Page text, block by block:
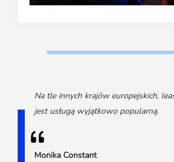
Na tle innych krajów europejskich,
jest usługą wyjątkowo popularną.
Monika Constant